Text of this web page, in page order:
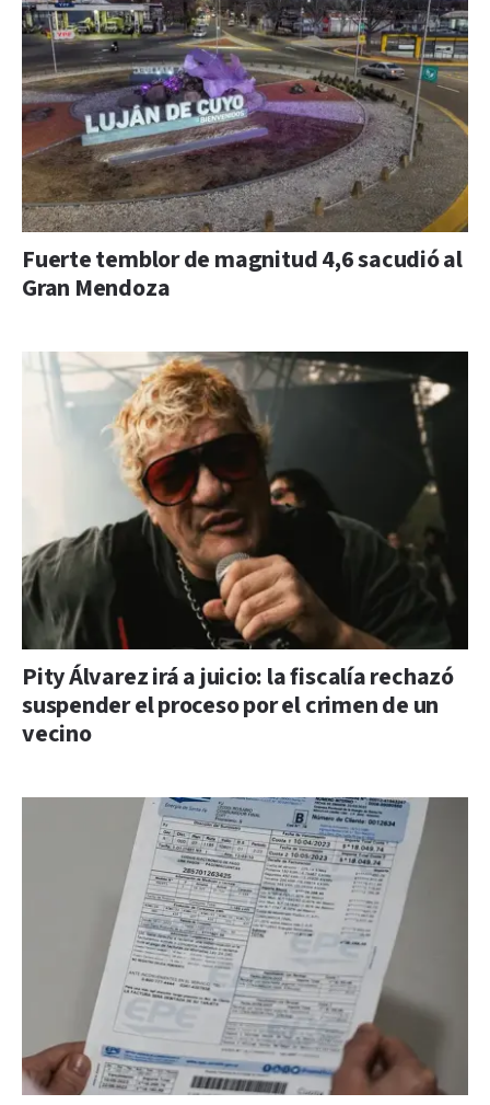
Fuerte temblor de magnitud 4,6 sacudió al
Gran Mendoza
Pity Álvarez irá a juicio: la fiscalía rechazó
suspender el proceso por el crimen de un
vecino